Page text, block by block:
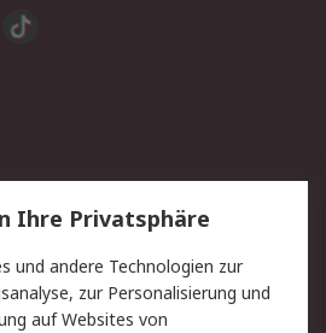
Lieferlösungen
Kontakt
Privatkunden
Ihre Privatsphäre
und andere Technologien zur
zur Personalisierung und
auf Websites von